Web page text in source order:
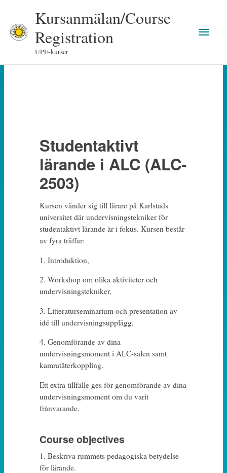
content
Kursanmälan/Course
Registration
UPE-kurser
Main
Studentaktivt
lärande i ALC (ALC-
2503)
Kursen vänder sig till lärare på Karlstads
universitet där undervisningstekniker för
studentaktivt lärande är i fokus. Kursen består
av fyra träffar:
1. Introduktion,
2. Workshop om olika aktiviteter och
undervisningstekniker,
3. Litteraturseminarium och presentation av
idé till undervisningsupplägg,
4. Genomförande av dina
undervisningsmoment i ALC-salen samt
kamratåterkoppling.
Ett extra tillfälle ges för genomförande av dina
undervisningsmoment om du varit
frånvarande.
Course objectives
1. Beskriva rummets pedagogiska betydelse
för lärande.